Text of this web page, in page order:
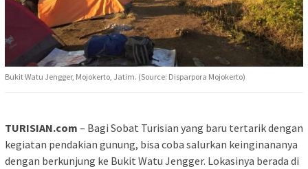
Bukit Watu Jengger, Mojokerto, Jatim. (Source: Disparpora Mojokerto)
TURISIAN.com – Bagi Sobat Turisian yang baru tertarik dengan
kegiatan pendakian gunung, bisa coba salurkan keinginananya
dengan berkunjung ke Bukit Watu Jengger. Lokasinya berada di